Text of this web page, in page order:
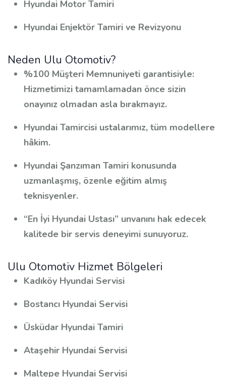
Hyundai Motor Tamiri
Hyundai Enjektör Tamiri ve Revizyonu
Neden Ulu Otomotiv?
%100 Müşteri Memnuniyeti garantisiyle:
Hizmetimizi tamamlamadan önce sizin
onayınız olmadan asla bırakmayız.
Hyundai Tamircisi ustalarımız, tüm modellere
hâkim.
Hyundai Şanzıman Tamiri konusunda
uzmanlaşmış, özenle eğitim almış
teknisyenler.
“En İyi Hyundai Ustası” unvanını hak edecek
kalitede bir servis deneyimi sunuyoruz.
Ulu Otomotiv Hizmet Bölgeleri
Kadıköy Hyundai Servisi
Bostancı Hyundai Servisi
Üsküdar Hyundai Tamiri
Ataşehir Hyundai Servisi
Maltepe Hyundai Servisi